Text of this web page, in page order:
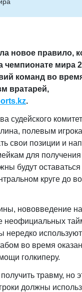
новое правило,
чемпионате мира
команд во
вратарей,
.
судейского
полевым
свои позиции и
для получения
будут
круге до
нововведение
неофициальных
нередко
во время
голкиперу.
травму, но
должны